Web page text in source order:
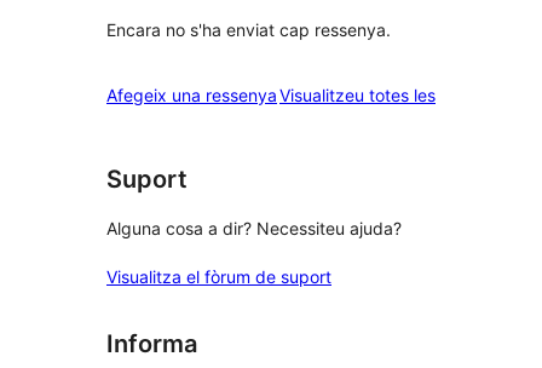
Encara no s'ha enviat cap ressenya.
Afegeix una ressenyaVisualitzeu totes lesressenyes
Suport
Alguna cosa a dir? Necessiteu ajuda?
Visualitza el fòrum de suport
Informa